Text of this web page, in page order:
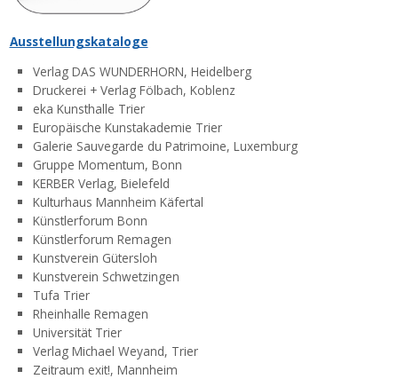
Ausstellungskataloge
Verlag DAS WUNDERHORN, Heidelberg
Druckerei + Verlag Fölbach, Koblenz
eka Kunsthalle Trier
Europäische Kunstakademie Trier
Galerie Sauvegarde du Patrimoine, Luxemburg
Gruppe Momentum, Bonn
KERBER Verlag, Bielefeld
Kulturhaus Mannheim Käfertal
Künstlerforum Bonn
Künstlerforum Remagen
Kunstverein Gütersloh
Kunstverein Schwetzingen
Tufa Trier
Rheinhalle Remagen
Universität Trier
Verlag Michael Weyand, Trier
Zeitraum exit!, Mannheim